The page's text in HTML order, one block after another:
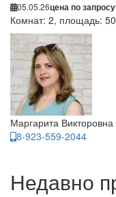
05.05.26цена по запросу
Комнат: 2, площадь:
Маргарита Викторовна
8-923-559-2044
Недавно